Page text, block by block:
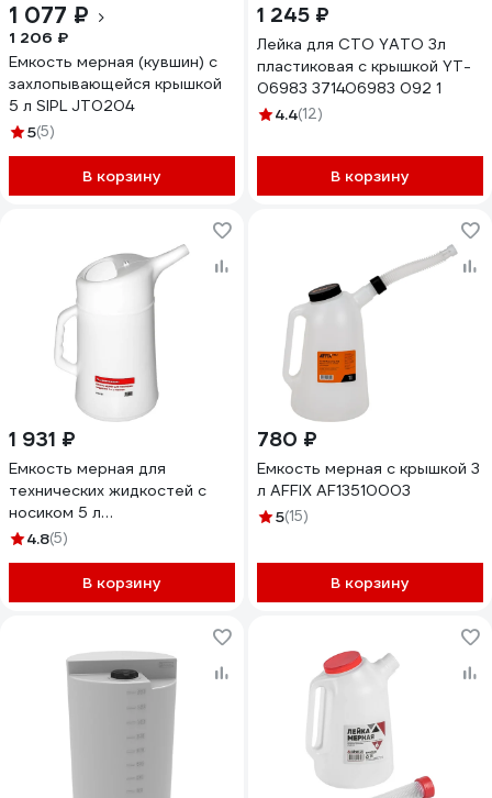
1 077 ₽
1 206 ₽
Емкость мерная (кувшин) с
захлопывающейся крышкой
5 л SIPL JT0204
5(5)
В корзину
1 245 ₽
Лейка для СТО YATO 3л
пластиковая с крышкой YT-
06983 371406983 092 1
4.4(12)
В корзину
1 931 ₽
Емкость мерная для
технических жидкостей с
носиком 5 л
СТАНКОИМПОРТ ST010101
4.8(5)
В корзину
780 ₽
Емкость мерная с крышкой 3
л AFFIX AF13510003
5(15)
В корзину